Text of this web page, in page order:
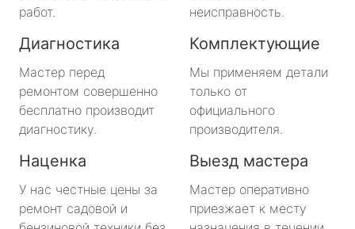
работ.
неисправность.
Диагностика
Мастер перед
ремонтом совершенно
бесплатно производит
диагностику.
Комплектующие
Мы применяем детали
только от
официального
производителя.
Наценка
У нас честные цены за
ремонт садовой и
Выезд мастера
Мастер оперативно
приезжает к месту